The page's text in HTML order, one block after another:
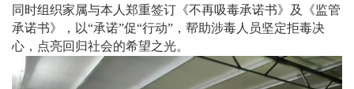
同时组织家属与本人郑重签订《不再吸毒承诺书》及《监管
承诺书》，以“承诺”促“行动”，帮助涉毒人员坚定拒毒决
心，点亮回归社会的希望之光。